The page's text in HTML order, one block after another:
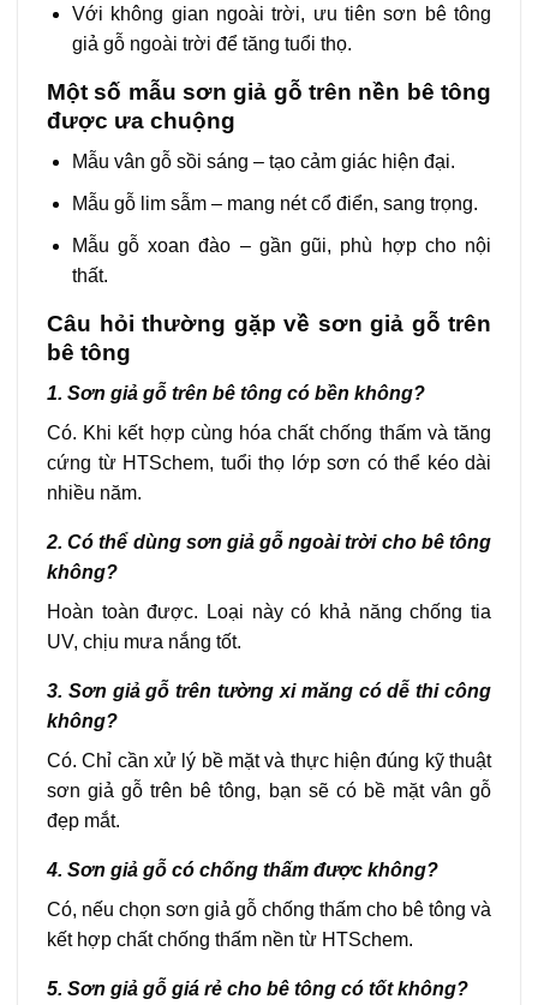
Với không gian ngoài trời, ưu tiên sơn bê tông
giả gỗ ngoài trời để tăng tuổi thọ.
Một số mẫu sơn giả gỗ trên nền bê tông
được ưa chuộng
Mẫu vân gỗ sồi sáng – tạo cảm giác hiện đại.
Mẫu gỗ lim sẫm – mang nét cổ điển, sang trọng.
Mẫu gỗ xoan đào – gần gũi, phù hợp cho nội
thất.
Câu hỏi thường gặp về sơn giả gỗ trên
bê tông
1. Sơn giả gỗ trên bê tông có bền không?
Có. Khi kết hợp cùng hóa chất chống thấm và tăng
cứng từ HTSchem, tuổi thọ lớp sơn có thể kéo dài
nhiều năm.
2. Có thể dùng sơn giả gỗ ngoài trời cho bê tông
không?
Hoàn toàn được. Loại này có khả năng chống tia
UV, chịu mưa nắng tốt.
3. Sơn giả gỗ trên tường xi măng có dễ thi công
không?
Có. Chỉ cần xử lý bề mặt và thực hiện đúng kỹ thuật
sơn giả gỗ trên bê tông, bạn sẽ có bề mặt vân gỗ
đẹp mắt.
4. Sơn giả gỗ có chống thấm được không?
Có, nếu chọn sơn giả gỗ chống thấm cho bê tông và
kết hợp chất chống thấm nền từ HTSchem.
5. Sơn giả gỗ giá rẻ cho bê tông có tốt không?